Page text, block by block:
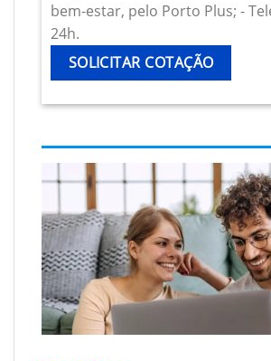
bem-estar, pelo Porto Plus; -
24h.
SOLICITAR COTAÇÃO